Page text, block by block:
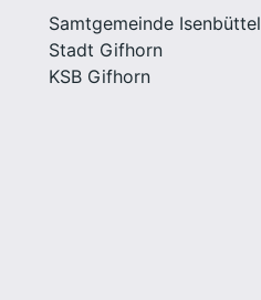
Samtgemeinde Isenbüttel
Stadt Gifhorn
KSB Gifhorn